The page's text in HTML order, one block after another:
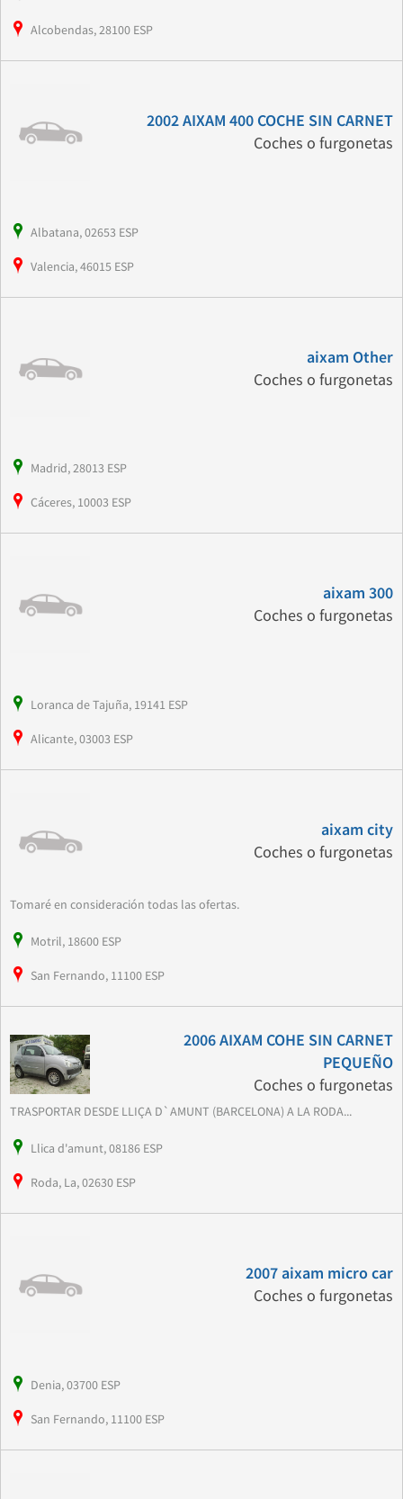
Alcobendas, 28100 ESP
2002 AIXAM 400 COCHE SIN CARNET
Coches o furgonetas
Albatana, 02653 ESP
Valencia, 46015 ESP
aixam Other
Coches o furgonetas
Madrid, 28013 ESP
Cáceres, 10003 ESP
aixam 300
Coches o furgonetas
Loranca de Tajuña, 19141 ESP
Alicante, 03003 ESP
aixam city
Coches o furgonetas
Tomaré en consideración todas las ofertas.
Motril, 18600 ESP
San Fernando, 11100 ESP
2006 AIXAM COHE SIN CARNET
PEQUEÑO
Coches o furgonetas
TRASPORTAR DESDE LLIÇA D`AMUNT (BARCELONA) A LA RODA...
Llica d'amunt, 08186 ESP
Roda, La, 02630 ESP
2007 aixam micro car
Coches o furgonetas
Denia, 03700 ESP
San Fernando, 11100 ESP